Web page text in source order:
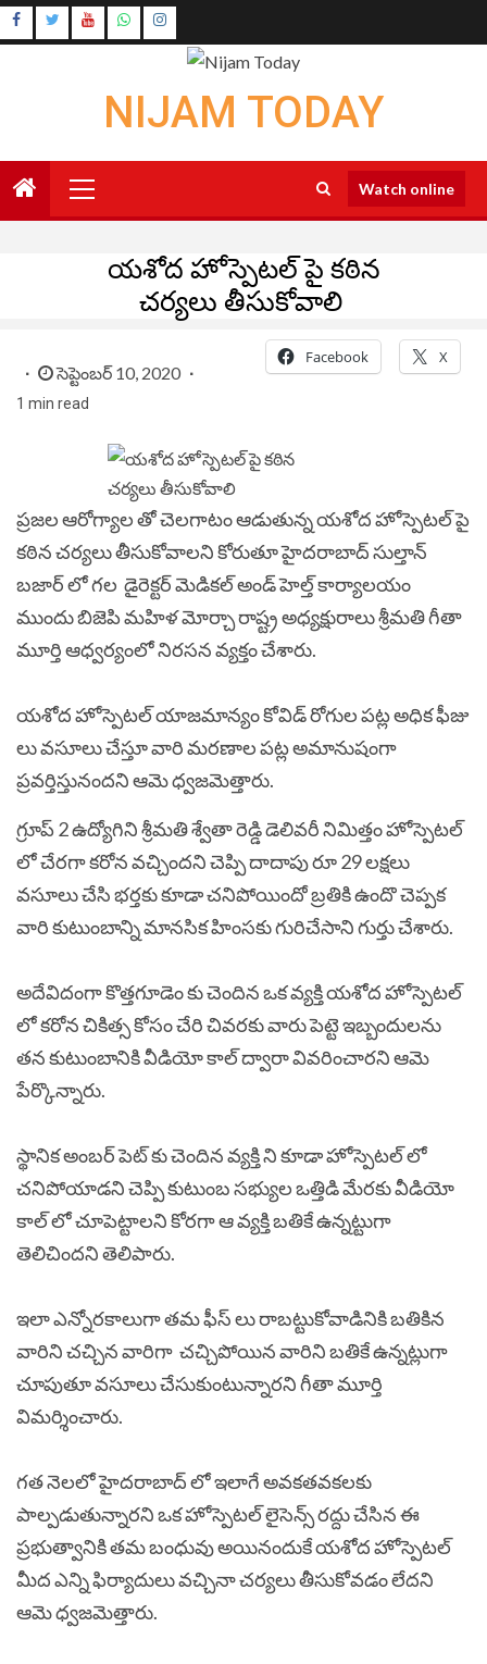
Skip
to
Instagram
NIJAM TODAY
Menu
Watch online
యశోద హోస్పెటల్ పై కఠిన
చర్యలు తీసుకోవాలి
సెప్టెంబర్ 10, 2020
1 min read
Facebook X
ప్రజల ఆరోగ్యాల తో చెలగాటం ఆడుతున్న యశోద హోస్పెటల్ పై
కఠిన చర్యలు తీసుకోవాలని కోరుతూ హైదరాబాద్ సుల్తాన్
బజార్ లో గల డైరెక్టర్ మెడికల్ అండ్ హెల్త్ కార్యాలయం
ముందు బిజెపి మహిళ మోర్చా రాష్ట్ర అధ్యక్షురాలు శ్రీమతి గీతా
మూర్తి ఆధ్వర్యంలో నిరసన వ్యక్తం చేశారు.
యశోద హోస్పెటల్ యాజమాన్యం కోవిడ్ రోగుల పట్ల అధిక ఫీజు
లు వసూలు చేస్తూ వారి మరణాల పట్ల అమానుషంగా
ప్రవర్తిస్తునందని ఆమె ధ్వజమెత్తారు.
గ్రూప్ 2 ఉద్యోగిని శ్రీమతి శ్వేతా రెడ్డి డెలివరీ నిమిత్తం హోస్పెటల్
లో చేరగా కరోన వచ్చిందని చెప్పి దాదాపు రూ 29 లక్షలు
వసూలు చేసి భర్తకు కూడా చనిపోయిందో బ్రతికి ఉందొ చెప్పక
వారి కుటుంబాన్ని మానసిక హింసకు గురిచేసాని గుర్తు చేశారు.
అదేవిదంగా కొత్తగూడెం కు చెందిన ఒక వ్యక్తి యశోద హోస్పెటల్
లో కరోన చికిత్స కోసం చేరి చివరకు వారు పెట్టె ఇబ్బందులను
తన కుటుంబానికి వీడియో కాల్ ద్వారా వివరించారని ఆమె
పేర్కొన్నారు.
స్థానిక అంబర్ పెట్ కు చెందిన వ్యక్తి ని కూడా హోస్పెటల్ లో
చనిపోయాడని చెప్పి కుటుంబ సభ్యుల ఒత్తిడి మేరకు వీడియో
కాల్ లో చూపెట్టాలని కోరగా ఆ వ్యక్తి బతికే ఉన్నట్టుగా
తెలిచిందని తెలిపారు.
ఇలా ఎన్నోరకాలుగా తమ ఫీస్ లు రాబట్టుకోవాడినికి బతికిన
వారిని చచ్చిన వారిగా చచ్చిపోయిన వారిని బతికే ఉన్నట్లుగా
చూపుతూ వసూలు చేసుకుంటున్నారని గీతా మూర్తి
విమర్శించారు.
గత నెలలో హైదరాబాద్ లో ఇలాగే అవకతవకలకు
పాల్పడుతున్నారని ఒక హోస్పెటల్ లైసెన్స్ రద్దు చేసిన ఈ
ప్రభుత్వానికి తమ బంధువు అయినందుకే యశోద హోస్పెటల్
మీద ఎన్ని ఫిర్యాదులు వచ్చినా చర్యలు తీసుకోవడం లేదని
ఆమె ధ్వజమెత్తారు.